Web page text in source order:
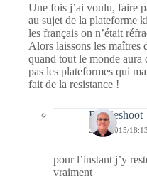
Une fois j’ai voulu, faire
au sujet de la plateforme
les français on n’était
Alors laissons les maîtres
quand tout le monde
pas les plateformes qui
fait de la resistance !
Bernieshoot
20/01/2015/18:13
pour l’instant j’y
vraiment